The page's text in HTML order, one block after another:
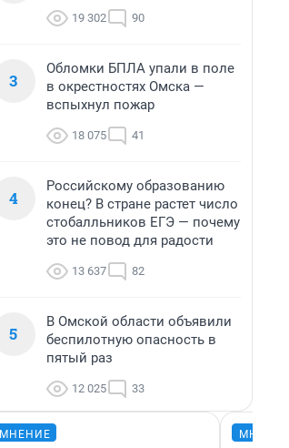
19 302 90
3
Обломки БПЛА упали в поле
в окрестностях Омска —
вспыхнул пожар
18 075 41
4
Российскому образованию
конец? В стране растет число
стобалльников ЕГЭ — почему
это не повод для радости
13 637 82
5
В Омской области объявили
беспилотную опасность в
пятый раз
12 025 33
МНЕНИЕ